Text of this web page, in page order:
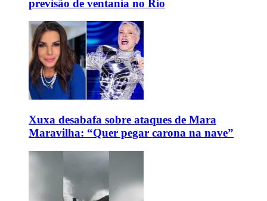
previsão de ventania no Rio
Xuxa desabafa sobre ataques de Mara
Maravilha: “Quer pegar carona na nave”